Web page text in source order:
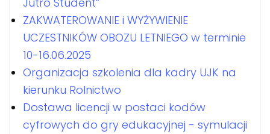
ZAKWATEROWANIE i WYŻYWIENIE
UCZESTNIKÓW OBOZU LETNIEGO w terminie
10-16.06.2025
Organizacja szkolenia dla kadry UJK na
kierunku Rolnictwo
Dostawa licencji w postaci kodów
cyfrowych do gry edukacyjnej - symulacji